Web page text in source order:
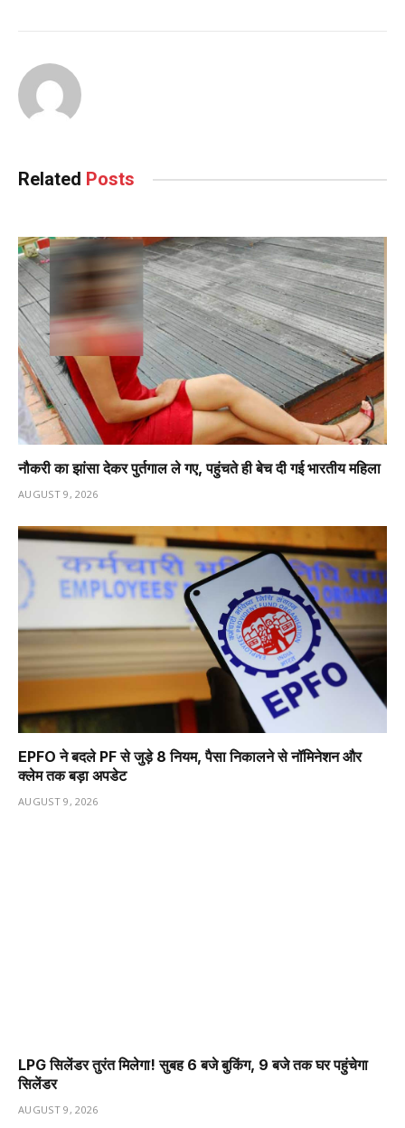
Related Posts
नौकरी का झांसा देकर पुर्तगाल ले गए, पहुंचते ही बेच दी गई भारतीय महिला
AUGUST 9, 2026
EPFO ने बदले PF से जुड़े 8 नियम, पैसा निकालने से नॉमिनेशन और
क्लेम तक बड़ा अपडेट
AUGUST 9, 2026
LPG सिलेंडर तुरंत मिलेगा! सुबह 6 बजे बुकिंग, 9 बजे तक घर पहुंचेगा
सिलेंडर
AUGUST 9, 2026